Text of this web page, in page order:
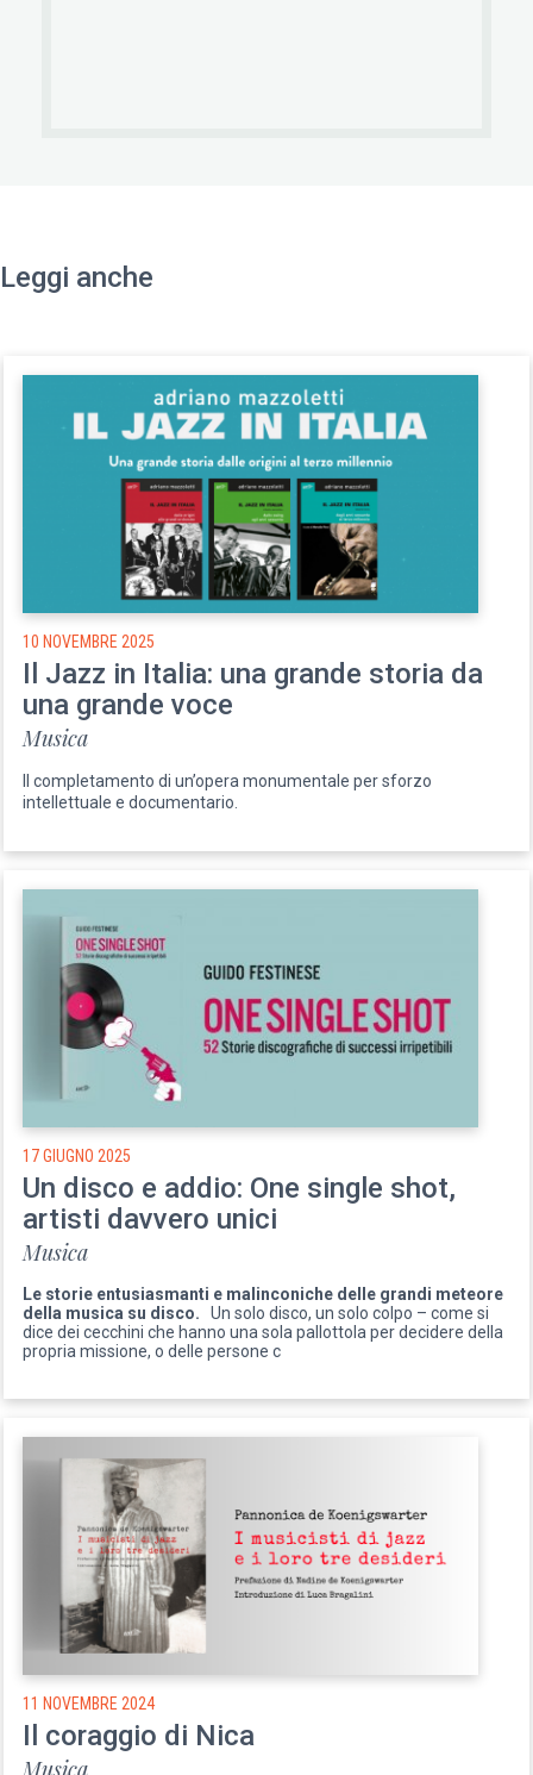
Leggi anche
10 NOVEMBRE 2025
Il Jazz in Italia: una grande storia da
una grande voce
Musica
Il completamento di un’opera monumentale per sforzo
intellettuale e documentario.
17 GIUGNO 2025
Un disco e addio: One single shot,
artisti davvero unici
Musica
Le storie entusiasmanti e malinconiche delle grandi meteore
della musica su disco. Un solo disco, un solo colpo – come si
dice dei cecchini che hanno una sola pallottola per decidere della
propria missione, o delle persone c
11 NOVEMBRE 2024
Il coraggio di Nica